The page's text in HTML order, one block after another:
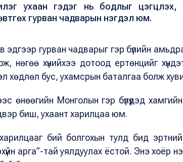
ухаан гэдэг нь бодлыг цэгцлэх,
гурван чадварын нэгдэл юм.
эдгээр гурван чадварыг гэр бүлийн
нөгөө хүнийхээ дотоод ертөнцийг
хөдлөл бус, ухамсрын баталгаа болж
өнөөгийн Монголын гэр бүлүүдэд
биш, ухаант харилцаа юм.
бий болгохын тулд бид эртний
арга”-тай уялдуулах ёстой. Энэ хоёр